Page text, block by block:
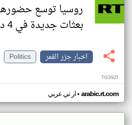
روسيا توسع
بعثات جديدة في 4 دول أفريقية
اخبار جزر القمر
Politics
TG39ZI
ار تي عربي• arabic.rt.com